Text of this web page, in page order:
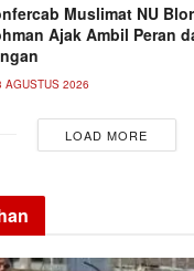
Muslimat NU
Ajak Ambil Peran
2026
LOAD MORE